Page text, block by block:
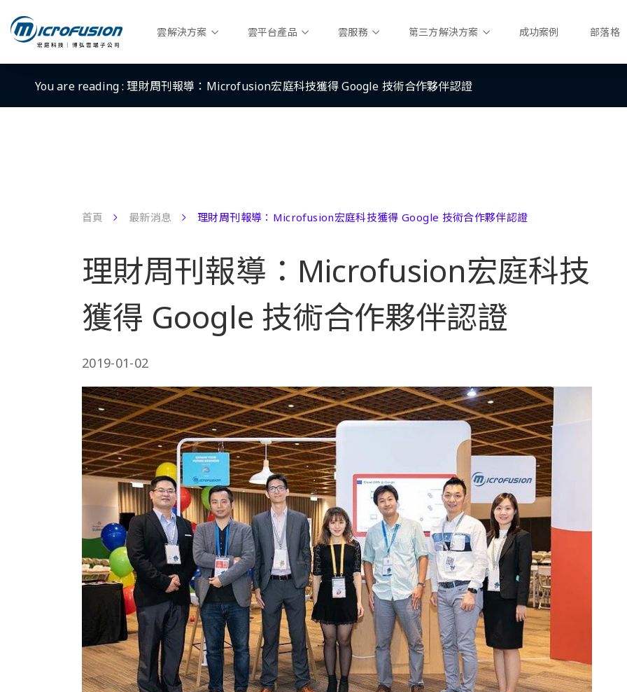
雲解決方案 雲平台產品 雲服務 第三方解決方案 成功案例 部落格
You are reading :理財周刊報導：Microfusion宏庭科技獲得 Google 技術合作夥伴認證
首頁 最新消息 理財周刊報導：Microfusion宏庭科技獲得 Google 技術合作夥伴認證
理財周刊報導：Microfusion宏庭科技
獲得 Google 技術合作夥伴認證
2019-01-02